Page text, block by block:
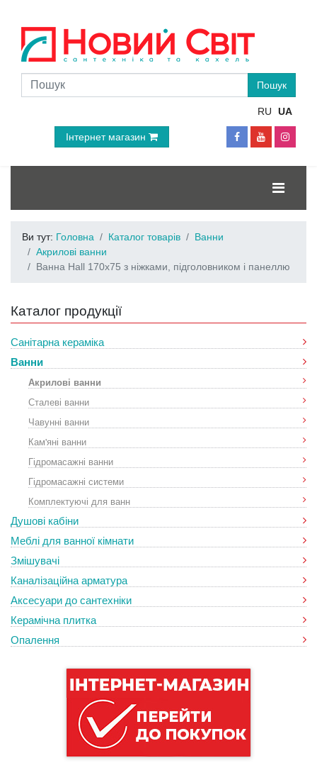
RU UA
Інтернет магазин
Ви тут: Головна Каталог товарів
Ванни
Акрилові ванни
Ванна Hall 170x75 з ніжками, підголовником і панеллю
Каталог продукції
Санітарна кераміка
Ванни
Акрилові ванни
Сталеві ванни
Чавунні ванни
Кам'яні ванни
Гідромасажні ванни
Гідромасажні системи
Комплектуючі для ванн
Душові кабіни
Меблі для ванної кімнати
Змішувачі
Каналізаційна арматура
Аксесуари до сантехніки
Керамічна плитка
Опалення